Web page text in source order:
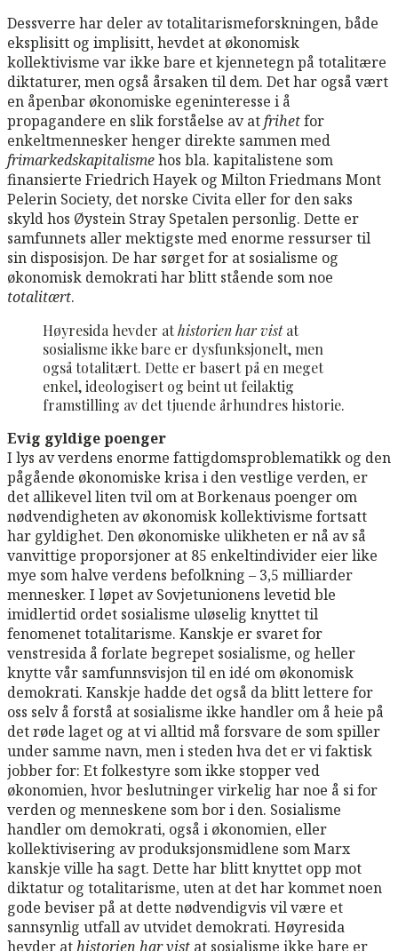
Dessverre har deler av totalitarismeforskningen, både
eksplisitt og implisitt, hevdet at økonomisk
kollektivisme var ikke bare et kjennetegn på totalitære
diktaturer, men også årsaken til dem. Det har også vært
en åpenbar økonomiske egeninteresse i å
propagandere en slik forståelse av atfrihetfor
enkeltmennesker henger direkte sammen med
frimarkedskapitalismehos bla. kapitalistene som
finansierte Friedrich Hayek og Milton Friedmans Mont
Pelerin Society, det norske Civita eller for den saks
skyld hos Øystein Stray Spetalen personlig. Dette er
samfunnets aller mektigste med enorme ressurser til
sin disposisjon. De har sørget for at sosialisme og
økonomisk demokrati har blitt stående som noe
totalitært.
Høyresida hevder athistorien har vistat
sosialisme ikke bare er dysfunksjonelt, men
også totalitært. Dette er basert på en meget
enkel, ideologisert og beint ut feilaktig
framstilling av det tjuende århundres historie.
Evig gyldige poenger
I lys av verdens enorme fattigdomsproblematikk og den
pågående økonomiske krisa i den vestlige verden, er
det allikevel liten tvil om at Borkenaus poenger om
nødvendigheten av økonomisk kollektivisme fortsatt
har gyldighet. Den økonomiske ulikheten er nå av så
vanvittige proporsjoner at 85 enkeltindivider eier like
mye som halve verdens befolkning – 3,5 milliarder
mennesker. I løpet av Sovjetunionens levetid ble
imidlertid ordet sosialisme uløselig knyttet til
fenomenet totalitarisme. Kanskje er svaret for
venstresida å forlate begrepet sosialisme, og heller
knytte vår samfunnsvisjon til en idé om økonomisk
demokrati. Kanskje hadde det også da blitt lettere for
oss selv å forstå at sosialisme ikke handler om å heie på
det røde laget og at vi alltid må forsvare de som spiller
under samme navn, men i steden hva det er vi faktisk
jobber for: Et folkestyre som ikke stopper ved
økonomien, hvor beslutninger virkelig har noe å si for
verden og menneskene som bor i den. Sosialisme
handler om demokrati, også i økonomien, eller
kollektivisering av produksjonsmidlene som Marx
kanskje ville ha sagt. Dette har blitt knyttet opp mot
diktatur og totalitarisme, uten at det har kommet noen
gode beviser på at dette nødvendigvis vil være et
sannsynlig utfall av utvidet demokrati. Høyresida
hevder at historien har vist at sosialisme ikke bare er